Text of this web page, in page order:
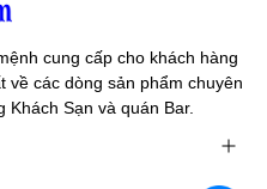
cung cấp cho khách hàng
về các dòng sản phẩm chuyên
Khách Sạn và quán Bar.